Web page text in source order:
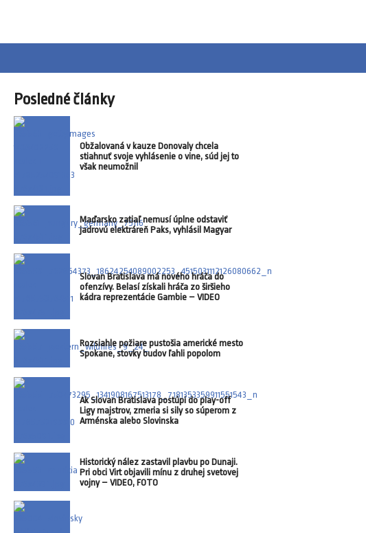
Posledné články
Obžalovaná v kauze Donovaly chcela
stiahnuť svoje vyhlásenie o vine, súd jej to
však neumožnil
Maďarsko zatiaľ nemusí úplne odstaviť
jadrovú elektráreň Paks, vyhlásil Magyar
Slovan Bratislava má nového hráča do
ofenzívy. Belasí získali hráča zo širšieho
kádra reprezentácie Gambie – VIDEO
Rozsiahle požiare pustošia americké mesto
Spokane, stovky budov ľahli popolom
Ak Slovan Bratislava postúpi do play-off
Ligy majstrov, zmeria si sily so súperom z
Arménska alebo Slovinska
Historický nález zastavil plavbu po Dunaji.
Pri obci Virt objavili mínu z druhej svetovej
vojny – VIDEO, FOTO